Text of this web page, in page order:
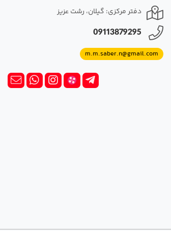
دفتر مرکزی: گیلان، رشت عزیز
09113879295
m.m.saber.n@gmail.com